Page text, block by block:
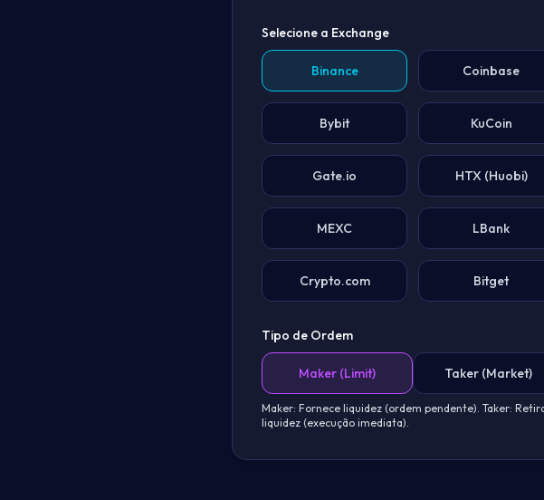
Selecione a Exchange
Binance Coinbase
Bybit KuCoin
Gate.io HTX (Huobi)
MEXC LBank
Crypto.com Bitget
Tipo de Ordem
Maker (Limit) Taker (Market)
Maker: Fornece liquidez (ordem pendente). Taker:
liquidez (execução imediata).